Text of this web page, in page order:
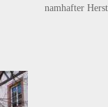
namhafter